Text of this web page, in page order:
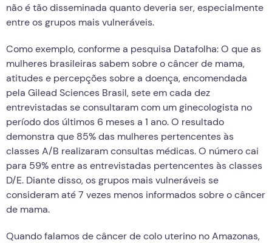
não é tão disseminada quanto deveria ser, especialmente
entre os grupos mais vulneráveis.
Como exemplo, conforme a pesquisa Datafolha: O que as
mulheres brasileiras sabem sobre o câncer de mama,
atitudes e percepções sobre a doença, encomendada
pela Gilead Sciences Brasil, sete em cada dez
entrevistadas se consultaram com um ginecologista no
período dos últimos 6 meses a 1 ano. O resultado
demonstra que 85% das mulheres pertencentes às
classes A/B realizaram consultas médicas. O número cai
para 59% entre as entrevistadas pertencentes às classes
D/E. Diante disso, os grupos mais vulneráveis se
consideram até 7 vezes menos informados sobre o câncer
de mama.
Quando falamos de câncer de colo uterino no Amazonas,